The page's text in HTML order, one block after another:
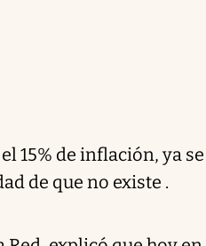
15% de inflación, ya se
de que no existe .